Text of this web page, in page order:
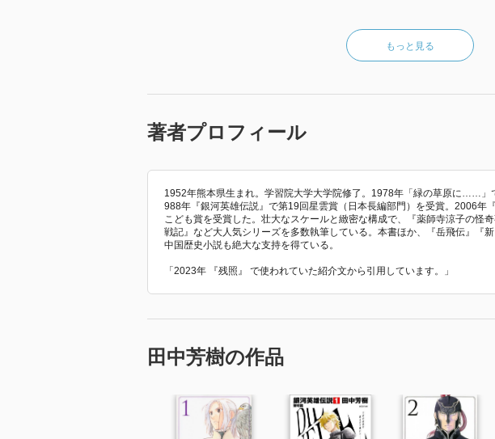
もっと見る
著者プロフィール
1952年熊本県生まれ。学習院大学大学院修了。1978年「緑の草原に……」
988年『銀河英雄伝説』で第19回星雲賞（日本長編部門）を受賞。2006年
こども賞を受賞した。壮大なスケールと緻密な構成で、『薬師寺涼子の怪
戦記』など大人気シリーズを多数執筆している。本書ほか、『岳飛伝』『
中国歴史小説も絶大な支持を得ている。
「2023年 『残照』 で使われていた紹介文から引用しています。」
田中芳樹の作品